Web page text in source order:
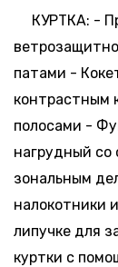
170-176,
64-66
170-176,
68-70
182-188,
48-50
КУРТКА: -
патами -
контрастным
полосами -
нагрудный со
зональным
налокотники
липучке для
куртки с